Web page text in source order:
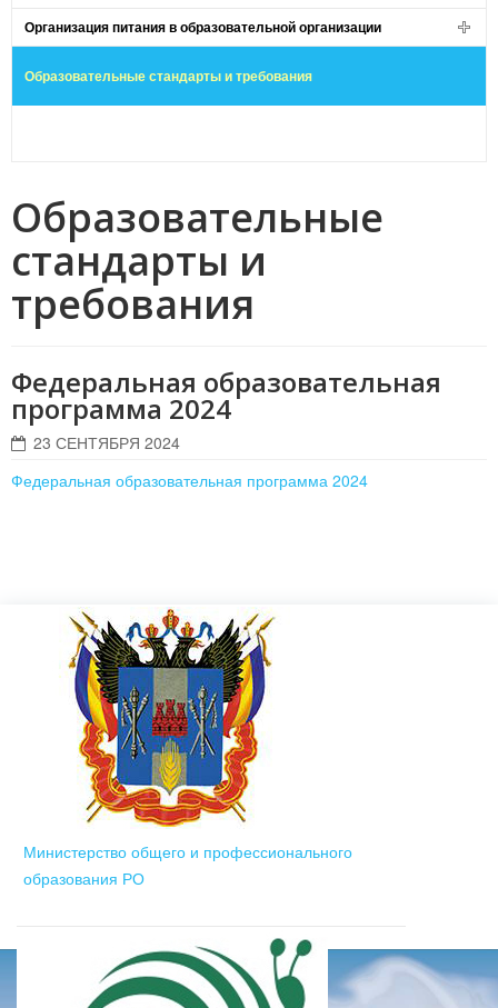
Организация питания в образовательной организации
Образовательные стандарты и требования
Образовательные
стандарты и
требования
Федеральная образовательная
программа 2024
23 СЕНТЯБРЯ 2024
Федеральная образовательная программа 2024
Министерство общего и профессионального
образования РО